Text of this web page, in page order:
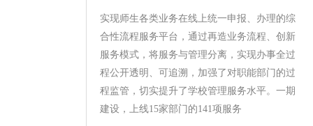
实现师生各类业务在线上统一申报、办理的综
合性流程服务平台，通过再造业务流程、创新
服务模式，将服务与管理分离，实现办事全过
程公开透明、可追溯，加强了对职能部门的过
程监管，切实提升了学校管理服务水平。一期
建设，上线15家部门的141项服务